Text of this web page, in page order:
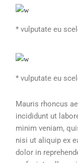
* vulputate eu
* vulputate eu
Mauris rhoncus
incididunt ut
minim veniam,
nisi ut aliquip ex
dolor in